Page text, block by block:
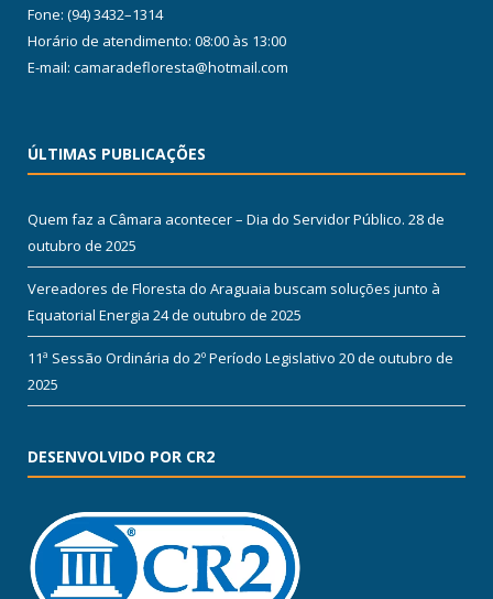
Fone: (94) 3432–1314
Horário de atendimento: 08:00 às 13:00
E-mail: camaradefloresta@hotmail.com
ÚLTIMAS PUBLICAÇÕES
Quem faz a Câmara acontecer – Dia do Servidor Público. 28 de
outubro de 2025
Vereadores de Floresta do Araguaia buscam soluções junto à
Equatorial Energia 24 de outubro de 2025
11ª Sessão Ordinária do 2º Período Legislativo 20 de outubro de
2025
DESENVOLVIDO POR CR2